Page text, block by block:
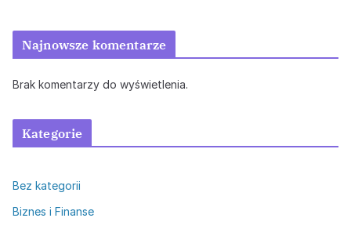
Najnowsze komentarze
Brak komentarzy do wyświetlenia.
Kategorie
Bez kategorii
Biznes i Finanse